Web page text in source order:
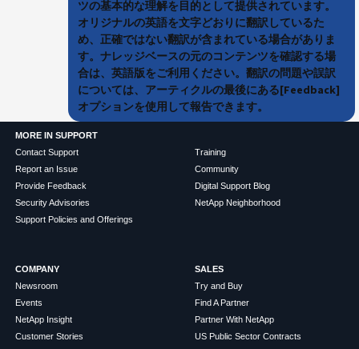
ツの基本的な理解を目的として提供されています。
オリジナルの英語を文字どおりに翻訳しているた
め、正確ではない翻訳が含まれている場合がありま
す。ナレッジベースの元のコンテンツを確認する場
合は、英語版をご利用ください。翻訳の問題や誤訳
については、アーティクルの最後にある[Feedback]
オプションを使用して報告できます。
MORE IN SUPPORT
Contact Support
Report an Issue
Provide Feedback
Security Advisories
Support Policies and Offerings
Training
Community
Digital Support Blog
NetApp Neighborhood
COMPANY
Newsroom
Events
NetApp Insight
Customer Stories
SALES
Try and Buy
Find A Partner
Partner With NetApp
US Public Sector Contracts